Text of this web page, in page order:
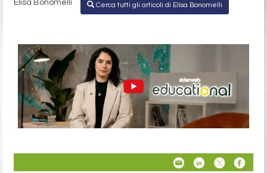
Elisa Bonomelli Cerca tutti gli articoli di Elisa Bonomelli